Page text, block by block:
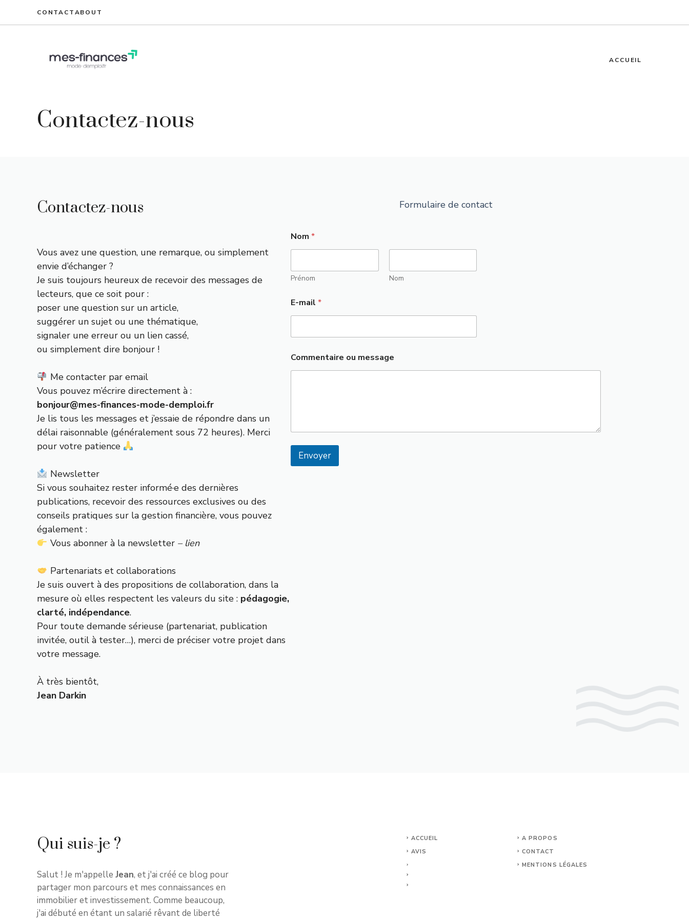
CONTACTABOUT
ACCUEIL
Contactez-nous
Contactez-nous
Vous avez une question, une remarque, ou simplement
envie d’échanger ?
Je suis toujours heureux de recevoir des messages de
lecteurs, que ce soit pour :
poser une question sur un article,
suggérer un sujet ou une thématique,
signaler une erreur ou un lien cassé,
ou simplement dire bonjour !
Me contacter par email
Vous pouvez m’écrire directement à :
bonjour@mes-finances-mode-demploi.fr
Je lis tous les messages et j’essaie de répondre dans un
délai raisonnable (généralement sous 72 heures). Merci
pour votre patience
Newsletter
Si vous souhaitez rester informé·e des dernières
publications, recevoir des ressources exclusives ou des
conseils pratiques sur la gestion financière, vous pouvez
également :
Vous abonner à la newsletter – lien
Partenariats et collaborations
Je suis ouvert à des propositions de collaboration, dans la
mesure où elles respectent les valeurs du site : pédagogie,
clarté, indépendance.
Pour toute demande sérieuse (partenariat, publication
invitée, outil à tester…), merci de préciser votre projet dans
votre message.
À très bientôt,
Jean Darkin
Formulaire de contact
Nom *
Prénom Nom
u
*
E-mail *
Commentaire ou message
Envoyer
Qui suis-je ?
Salut ! Je m'appelle Jean, et j'ai créé ce blog pour
partager mon parcours et mes connaissances en
immobilier et investissement. Comme beaucoup,
j'ai débuté en étant un salarié rêvant de liberté
ACCUEIL
AVIS
A PROPOS
CONTACT
MENTIONS LÉGALES